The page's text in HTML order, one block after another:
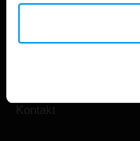
Kontakt